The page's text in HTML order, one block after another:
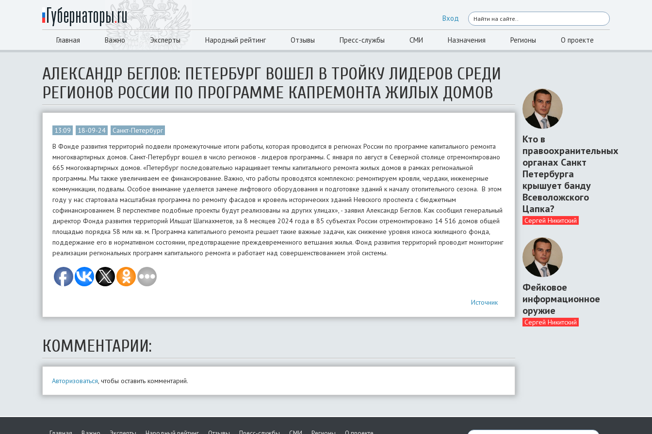
Вход
Главная Важно Эксперты Народный рейтинг Отзывы Пресс-службы СМИ Назначения Регионы О проекте
АЛЕКСАНДР БЕГЛОВ: ПЕТЕРБУРГ ВОШЕЛ В ТРОЙКУ ЛИДЕРОВ СРЕДИ
РЕГИОНОВ РОССИИ ПО ПРОГРАММЕ КАПРЕМОНТА ЖИЛЫХ ДОМОВ
13:09 18-09-24
Санкт-Петербург
В Фонде развития территорий подвели промежуточные итоги работы, которая проводится в регионах России по программе капитального ремонта
многоквартирных домов. Санкт-Петербург вошел в число регионов - лидеров программы. С января по август в Северной столице отремонтировано
665 многоквартирных домов. «Петербург последовательно наращивает темпы капитального ремонта жилых домов в рамках региональной
программы. Мы также увеличиваем ее финансирование. Важно, что работы проводятся комплексно: ремонтируем кровли, чердаки, инженерные
коммуникации, подвалы. Особое внимание уделяется замене лифтового оборудования и подготовке зданий к началу отопительного сезона. В этом
году у нас стартовала масштабная программа по ремонту фасадов и кровель исторических зданий Невского проспекта с бюджетным
софинансированием. В перспективе подобные проекты будут реализованы на других улицах», - заявил Александр Беглов. Как сообщил генеральный
директор Фонда развития территорий Ильшат Шагиахметов, за 8 месяцев 2024 года в 85 субъектах России отремонтировано 14 516 домов общей
площадью порядка 58 млн кв. м. Программа капитального ремонта решает такие важные задачи, как снижение уровня износа жилищного фонда,
поддержание его в нормативном состоянии, предотвращение преждевременного ветшания жилья. Фонд развития территорий проводит мониторинг
реализации региональных программ капитального ремонта и работает над совершенствованием этой системы.
Источник
КОММЕНТАРИИ:
Авторизоваться, чтобы оставить комментарий.
Кто в
правоохранительных
органах Санкт
Петербурга
крышует банду
Всеволожского
Цапка?
Сергей Никитский
Фейковое
информационное
оружие
Сергей Никитский